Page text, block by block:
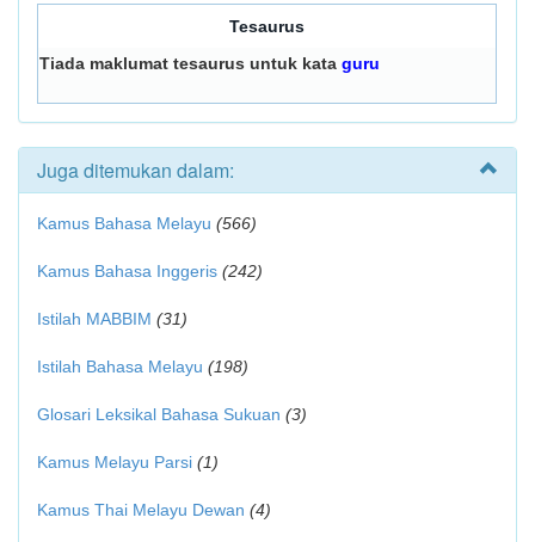
Tesaurus
Tiada maklumat tesaurus untuk kata guru
Juga ditemukan dalam:
Kamus Bahasa Melayu (566)
Kamus Bahasa Inggeris (242)
Istilah MABBIM (31)
Istilah Bahasa Melayu (198)
Glosari Leksikal Bahasa Sukuan (3)
Kamus Melayu Parsi (1)
Kamus Thai Melayu Dewan (4)